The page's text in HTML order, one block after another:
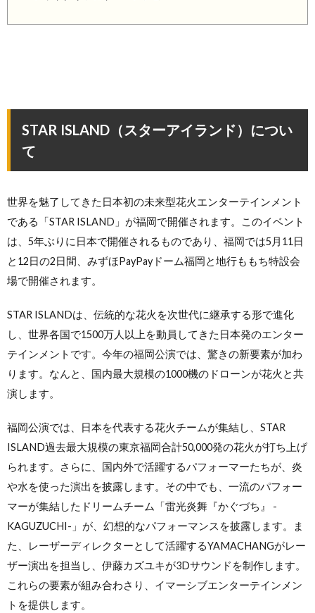
STAR ISLAND（スターアイランド）につい
て
世界を魅了してきた日本初の未来型花火エンターテインメント
である「STAR ISLAND」が福岡で開催されます。このイベント
は、5年ぶりに日本で開催されるものであり、福岡では5月11日
と12日の2日間、みずほPayPayドーム福岡と地行ももち特設会
場で開催されます。
STAR ISLANDは、伝統的な花火を次世代に継承する形で進化
し、世界各国で1500万人以上を動員してきた日本発のエンター
テインメントです。今年の福岡公演では、驚きの新要素が加わ
ります。なんと、国内最大規模の1000機のドローンが花火と共
演します。
福岡公演では、日本を代表する花火チームが集結し、STAR
ISLAND過去最大規模の東京福岡合計50,000発の花火が打ち上げ
られます。さらに、国内外で活躍するパフォーマーたちが、炎
や水を使った演出を披露します。その中でも、一流のパフォー
マーが集結したドリームチーム「雷光炎舞『かぐづち』 -
KAGUZUCHI-」が、幻想的なパフォーマンスを披露します。ま
た、レーザーディレクターとして活躍するYAMACHANGがレー
ザー演出を担当し、伊藤カズユキが3Dサウンドを制作します。
これらの要素が組み合わさり、イマーシブエンターテインメン
トを提供します。